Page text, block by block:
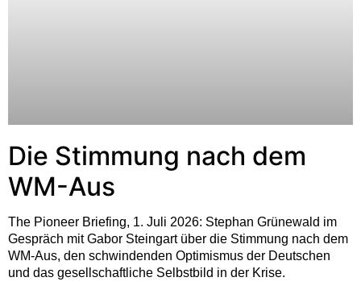
Die Stimmung nach dem
WM-Aus
The Pioneer Briefing, 1. Juli 2026: Stephan Grünewald im
Gespräch mit Gabor Steingart über die Stimmung nach dem
WM-Aus, den schwindenden Optimismus der Deutschen
und das gesellschaftliche Selbstbild in der Krise.